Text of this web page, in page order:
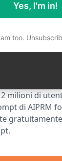
AIPRM
per
milioni di
di AIPRM
Yes, I'm in!
too.